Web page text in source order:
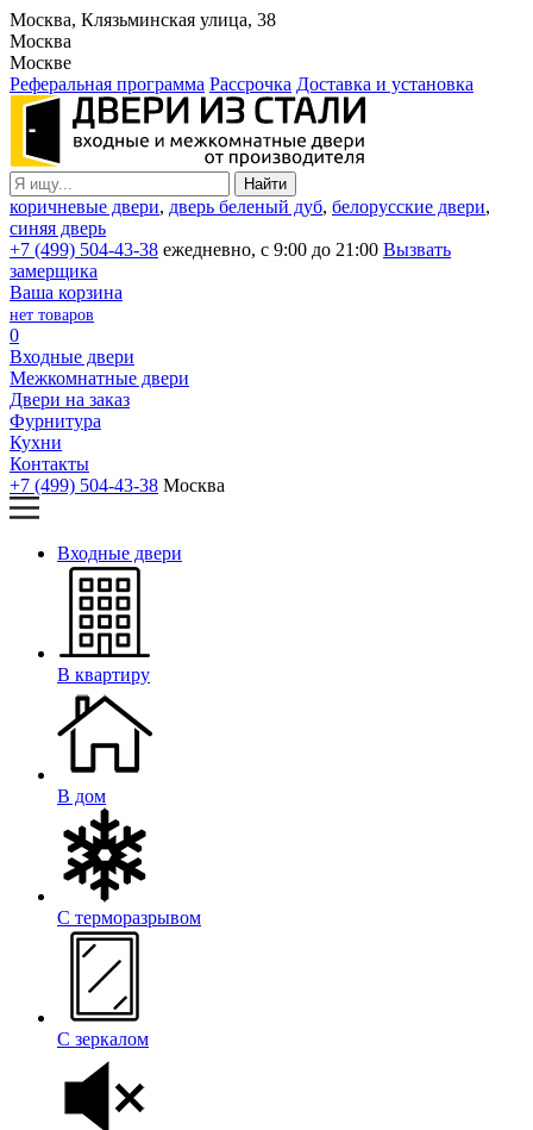
Москва, Клязьминская улица, 38
Москва
Москве
Реферальная программа Рассрочка Доставка и установка
коричневые двери, дверь беленый дуб, белорусские двери,
синяя дверь
+7 (499) 504-43-38 ежедневно, с 9:00 до 21:00 Вызвать
замерщика
Ваша корзина
нет товаров
0
Входные двери
Межкомнатные двери
Двери на заказ
Фурнитура
Кухни
Контакты
+7 (499) 504-43-38 Москва
Входные двери
В квартиру
В дом
С терморазрывом
С зеркалом